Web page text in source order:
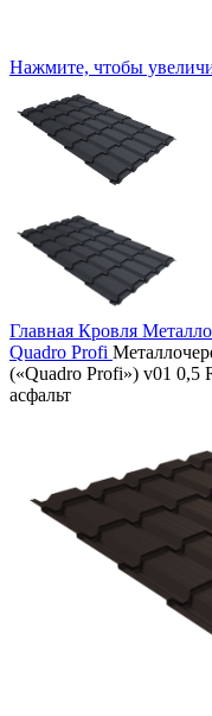
Нажмите, чтобы
Главная Кровля
Quadro Profi
(«Quadro Profi») v01 0,5
асфальт